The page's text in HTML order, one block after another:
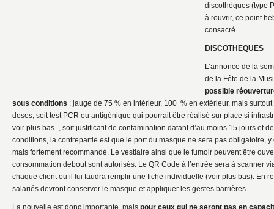
discothèques (type
à rouvrir, ce point
consacré.
DISCOTHEQUES
L’annonce de la
de la Fête de la
possible
sous conditions : jauge de 75 % en intérieur, 100 % en extérieur, mais
doses, soit test PCR ou antigénique qui pourrait être réalisé sur place si
voir plus bas -, soit justificatif de contamination datant d’au moins 15 jours et
conditions, la contrepartie est que le port du masque ne sera pas obligatoire,
mais fortement recommandé. Le vestiaire ainsi que le fumoir peuvent être
consommation debout sont autorisés. Le QR Code à l’entrée sera à scanner
chaque client ou il lui faudra remplir une fiche individuelle (voir plus bas). En
salariés devront conserver le masque et appliquer les gestes barrières.
La nouvelle est donc importante, mais pour ceux qui ne seront pas en